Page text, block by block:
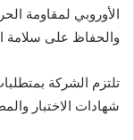
الأوروبي لمقاومة
والحفاظ على سلامة
تلتزم الشركة
شهادات الاختبار